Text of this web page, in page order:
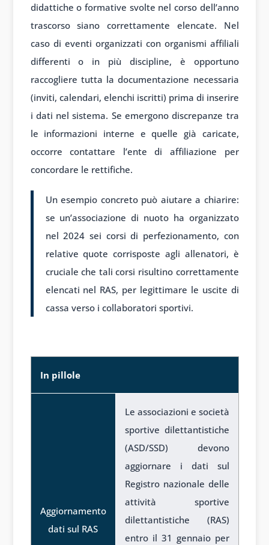
didattiche o formative svolte nel corso dell’anno
trascorso siano correttamente elencate. Nel
caso di eventi organizzati con organismi affiliali
differenti o in più discipline, è opportuno
raccogliere tutta la documentazione necessaria
(inviti, calendari, elenchi iscritti) prima di inserire
i dati nel sistema. Se emergono discrepanze tra
le informazioni interne e quelle già caricate,
occorre contattare l’ente di affiliazione per
concordare le rettifiche.
Un esempio concreto può aiutare a chiarire:
se un’associazione di nuoto ha organizzato
nel 2024 sei corsi di perfezionamento, con
relative quote corrisposte agli allenatori, è
cruciale che tali corsi risultino correttamente
elencati nel RAS, per legittimare le uscite di
cassa verso i collaboratori sportivi.
In pillole
Aggiornamento
dati sul RAS
Le associazioni e società
sportive dilettantistiche
(ASD/SSD) devono
aggiornare i dati sul
Registro nazionale delle
attività sportive
dilettantistiche (RAS)
entro il 31 gennaio per